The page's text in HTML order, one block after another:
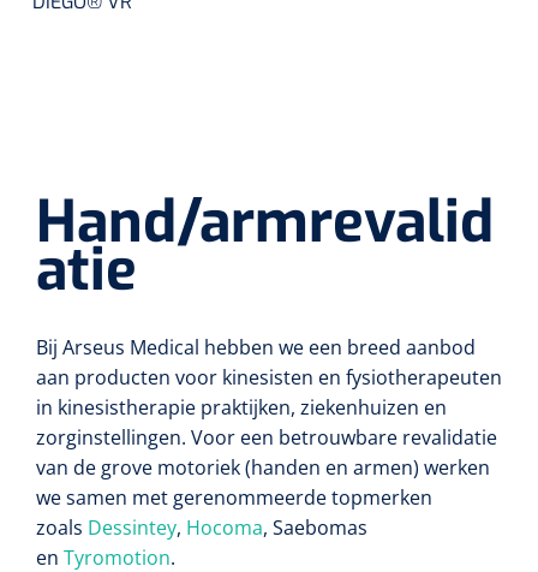
Lactaat- en cholesterolmeting
Rapid tests
Toebehoren
Longfunctie
Diversen
Wearables
Evenwicht & coördinatie
Oefenbanden
Douche en bad
Diversen
Luchtverfrissers
Elastische fixatiewindels
Verbandsets
Afdeklakens
Sondeerset
Hecht- & hechtverwijdersets
Hand/armrevalid
atie
Bij Arseus Medical hebben we een breed aanbod
aan producten voor kinesisten en fysiotherapeuten
in kinesistherapie praktijken, ziekenhuizen en
zorginstellingen. Voor een betrouwbare revalidatie
van de grove motoriek (handen en armen) werken
we samen met gerenommeerde topmerken
zoals Dessintey, Hocoma, Saebomas
en Tyromotion.